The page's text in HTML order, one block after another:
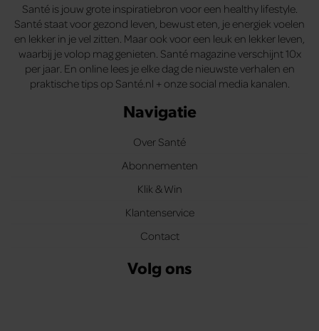
Santé is jouw grote inspiratiebron voor een healthy lifestyle.
Santé staat voor gezond leven, bewust eten, je energiek voelen
en lekker in je vel zitten. Maar ook voor een leuk en lekker leven,
waarbij je volop mag genieten. Santé magazine verschijnt 10x
per jaar. En online lees je elke dag de nieuwste verhalen en
praktische tips op Santé.nl + onze social media kanalen.
Navigatie
Over Santé
Abonnementen
Klik & Win
Klantenservice
Contact
Volg ons